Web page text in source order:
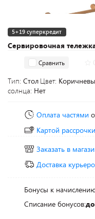
Сервировочная
5+19 суперкредит
Сравнить
Тип: Стол Цвет:
солнца: Нет
Оплата частями
Картой
Заказать в
Доставка
Бонусы к
Списание бонусов: